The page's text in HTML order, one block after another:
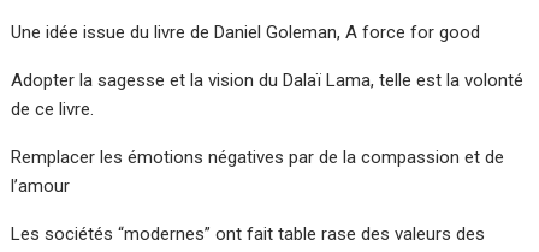
Une idée issue du livre de Daniel Goleman, A force for good
Adopter la sagesse et la vision du Dalaï Lama, telle est la volonté
de ce livre.
Remplacer les émotions négatives par de la compassion et de
l’amour
Les sociétés “modernes” ont fait table rase des valeurs des